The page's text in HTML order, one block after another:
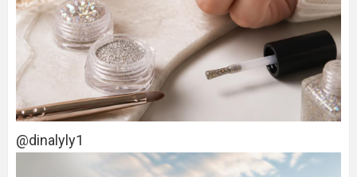
@dinalyly1